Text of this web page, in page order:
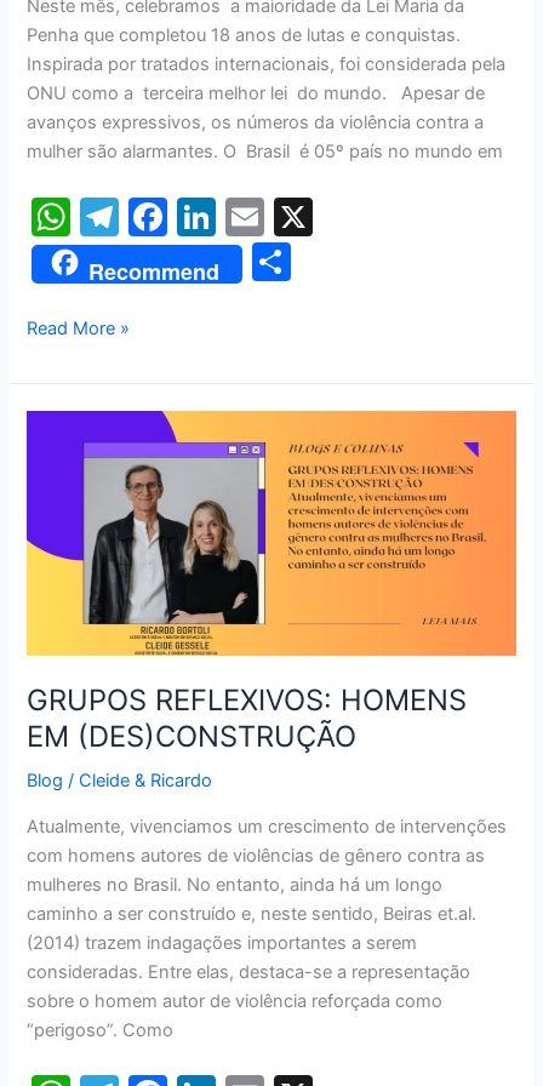
Neste mês, celebramos a maioridade da Lei Maria da
Penha que completou 18 anos de lutas e conquistas.
Inspirada por tratados internacionais, foi considerada pela
ONU como a terceira melhor lei do mundo. Apesar de
avanços expressivos, os números da violência contra a
mulher são alarmantes. O Brasil é 05º país no mundo em
W
h
at
s
A
p
p
T
el
e
gr
a
m
F
a
c
b
o
o
Li
n
k
dI
n
E
m
ai
Recommend
e
Read More »
GRUPOS REFLEXIVOS: HOMENS
EM (DES)CONSTRUÇÃO
Blog /Cleide & Ricardo
Atualmente, vivenciamos um crescimento de intervenções
com homens autores de violências de gênero contra as
mulheres no Brasil. No entanto, ainda há um longo
caminho a ser construído e, neste sentido, Beiras et.al.
(2014) trazem indagações importantes a serem
consideradas. Entre elas, destaca-se a representação
sobre o homem autor de violência reforçada como
“perigoso”. Como
REFLEXIVOS:
(DES)CONSTRUÇÃO